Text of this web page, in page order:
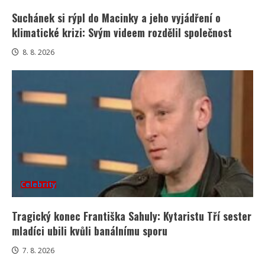
Suchánek si rýpl do Macinky a jeho vyjádření o
klimatické krizi: Svým videem rozdělil společnost
8. 8. 2026
Celebrity
Tragický konec Františka Sahuly: Kytaristu Tří sester
mladíci ubili kvůli banálnímu sporu
7. 8. 2026